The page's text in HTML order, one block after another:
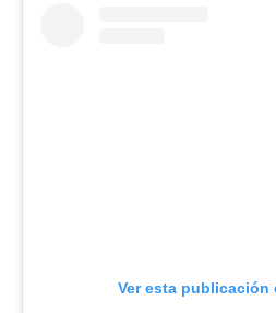
Ver esta publicación